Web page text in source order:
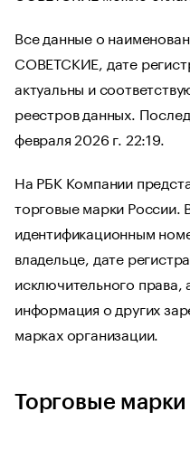
Все данные о
СОВЕТСКИЕ, дате
актуальны и
реестров данных.
февраля 2026 г. 22:19.
На РБК Компании
торговые марки
идентификационным
владельце, дате
исключительного права,
информация о других
марках организации.
Торговые марки